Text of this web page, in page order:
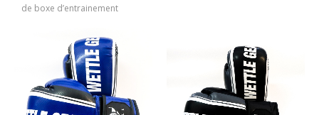
de boxe d’entrainement